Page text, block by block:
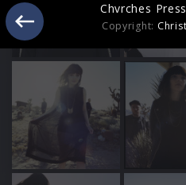
Chvrches
Copyright: